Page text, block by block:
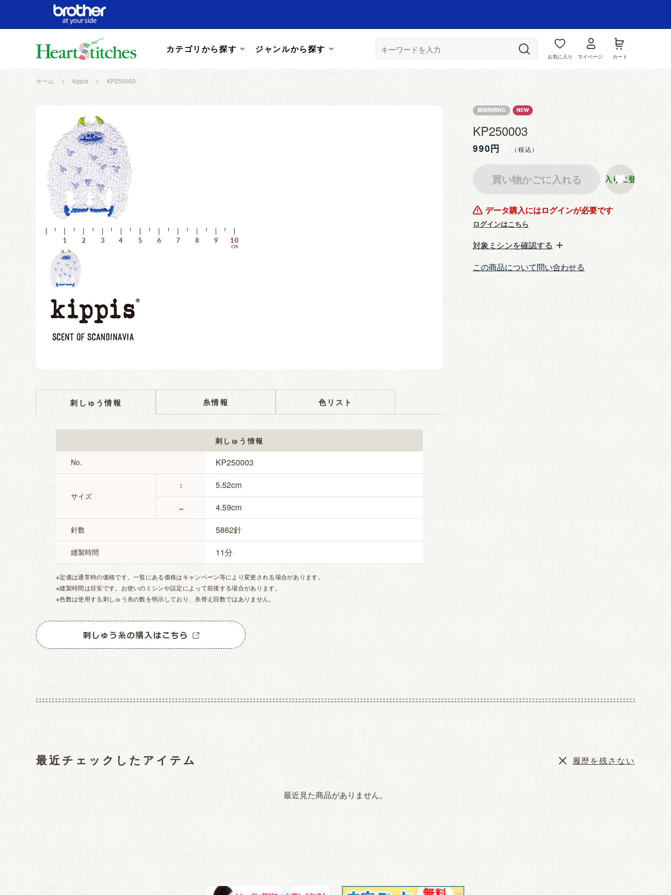
カテゴリから探す ジャンルから探す
お気に入り マイページ カート
ホーム > kippis > KP250003
刺しゅう情報 糸情報 色リスト
刺しゅう情報
No. KP250003
サイズ
↕
↔
5.52
4.59
針数 5862
縫製時間 11
※定価は通常時の価格です。一覧にある価格はキャンペーン等により変更される場合があります。
※縫製時間は目安です。お使いのミシンや設定によって前後する場合があります。
※色数は使用する刺しゅう糸の数を明示しており、糸替え回数ではありません。
KP250003
990円
データ購入にはログインが必要です
買い物かごに入れる
ログインはこちら
お気に入りに登録する
対象ミシンを確認する
この商品について問い合わせる
最近チェックしたアイテム
最近見た商品がありません。
履歴を残さない